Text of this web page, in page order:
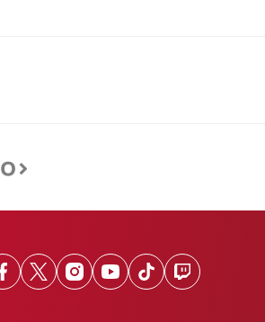
Facebook
X Instagram
Youtube
TikTokTwitch